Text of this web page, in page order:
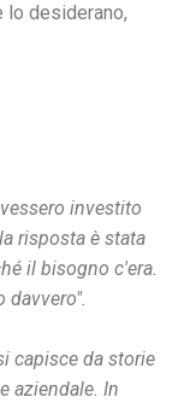
lo desiderano,
investito
risposta è stata
il bisogno c'era.
davvero".
capisce da storie
aziendale. In